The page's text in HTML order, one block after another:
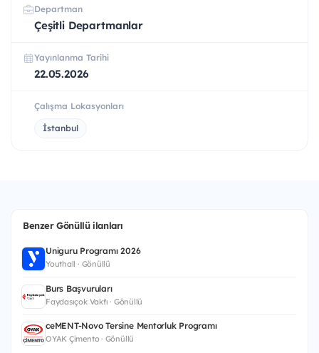
Departman
Çeşitli Departmanlar
Yayınlanma Tarihi
22.05.2026
Çalışma Lokasyonları
İstanbul
Benzer Gönüllü ilanları
Uniguru Programı 2026
Youthall · Gönüllü
Burs Başvuruları
Faydasıçok Vakfı · Gönüllü
ceMENT-Novo Tersine Mentorluk Programı
OYAK Çimento · Gönüllü